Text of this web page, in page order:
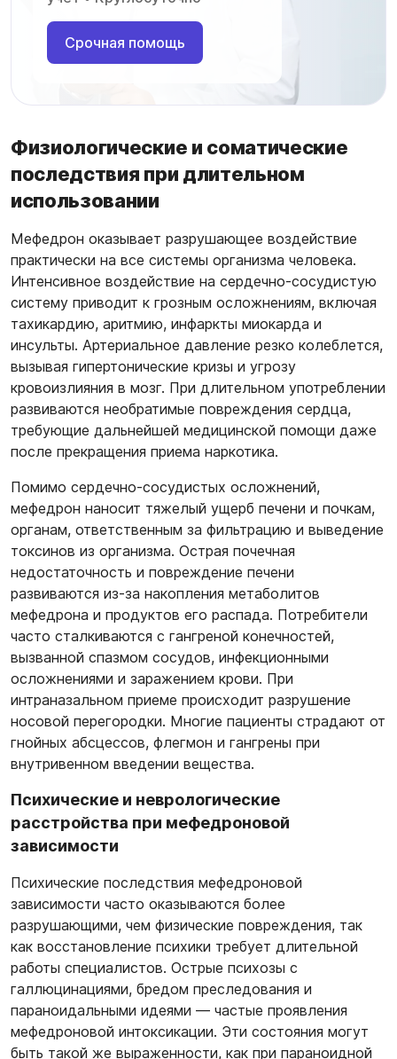
Срочная помощь
Физиологические и соматические
последствия при длительном
использовании
Мефедрон оказывает разрушающее воздействие
практически на все системы организма человека.
Интенсивное воздействие на сердечно-сосудистую
систему приводит к грозным осложнениям, включая
тахикардию, аритмию, инфаркты миокарда и
инсульты. Артериальное давление резко колеблется,
вызывая гипертонические кризы и угрозу
кровоизлияния в мозг. При длительном употреблении
развиваются необратимые повреждения сердца,
требующие дальнейшей медицинской помощи даже
после прекращения приема наркотика.
Помимо сердечно-сосудистых осложнений,
мефедрон наносит тяжелый ущерб печени и почкам,
органам, ответственным за фильтрацию и выведение
токсинов из организма. Острая почечная
недостаточность и повреждение печени
развиваются из-за накопления метаболитов
мефедрона и продуктов его распада. Потребители
часто сталкиваются с гангреной конечностей,
вызванной спазмом сосудов, инфекционными
осложнениями и заражением крови. При
интраназальном приеме происходит разрушение
носовой перегородки. Многие пациенты страдают от
гнойных абсцессов, флегмон и гангрены при
внутривенном введении вещества.
Психические и неврологические
расстройства при мефедроновой
зависимости
Психические последствия мефедроновой
зависимости часто оказываются более
разрушающими, чем физические повреждения, так
как восстановление психики требует длительной
работы специалистов. Острые психозы с
галлюцинациями, бредом преследования и
параноидальными идеями — частые проявления
мефедроновой интоксикации. Эти состояния могут
быть такой же выраженности, как при параноидной